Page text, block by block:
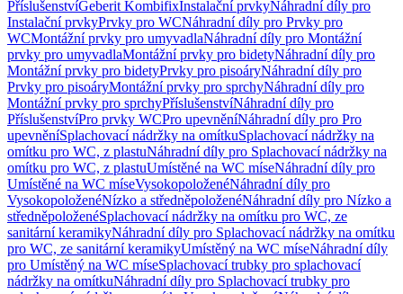
PříslušenstvíGeberit KombifixInstalační prvkyNáhradní díly pro
Instalační prvkyPrvky pro WCNáhradní díly pro Prvky pro
WCMontážní prvky pro umyvadlaNáhradní díly pro Montážní
prvky pro umyvadlaMontážní prvky pro bidetyNáhradní díly pro
Montážní prvky pro bidetyPrvky pro pisoáryNáhradní díly pro
Prvky pro pisoáryMontážní prvky pro sprchyNáhradní díly pro
Montážní prvky pro sprchyPříslušenstvíNáhradní díly pro
PříslušenstvíPro prvky WCPro upevněníNáhradní díly pro Pro
upevněníSplachovací nádržky na omítkuSplachovací nádržky na
omítku pro WC, z plastuNáhradní díly pro Splachovací nádržky na
omítku pro WC, z plastuUmístěné na WC míseNáhradní díly pro
Umístěné na WC míseVysokopoloženéNáhradní díly pro
VysokopoloženéNízko a středněpoloženéNáhradní díly pro Nízko a
středněpoloženéSplachovací nádržky na omítku pro WC, ze
sanitární keramikyNáhradní díly pro Splachovací nádržky na omítku
pro WC, ze sanitární keramikyUmístěný na WC míseNáhradní díly
pro Umístěný na WC míseSplachovací trubky pro splachovací
nádržky na omítkuNáhradní díly pro Splachovací trubky pro